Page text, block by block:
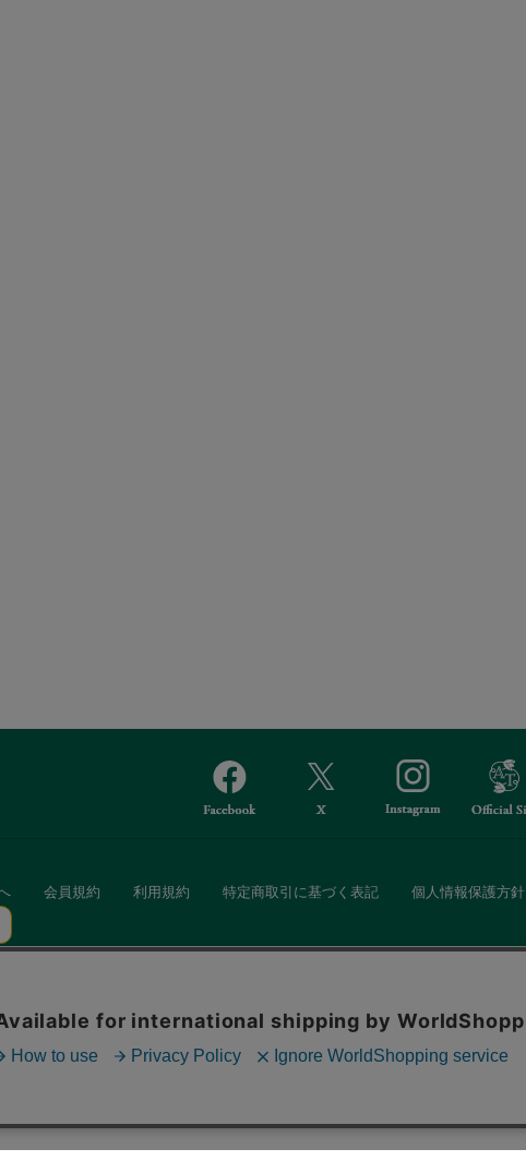
会員規約 利用規約 特定商取引に基づく表記 個人情報保護方針
使用いたします。ボタンから同意の可否を選択してください。選
したことになります。クッキーを通じて収集する情報には「お客
。詳細は